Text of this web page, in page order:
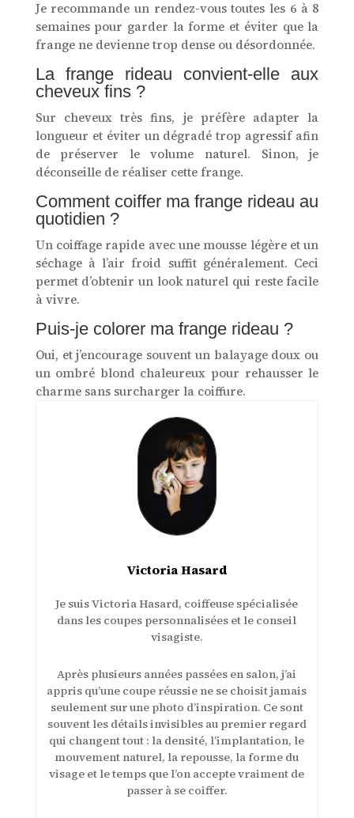
Je recommande un rendez-vous toutes les 6 à 8
semaines pour garder la forme et éviter que la
frange ne devienne trop dense ou désordonnée.
La frange rideau convient-elle aux
cheveux fins ?
Sur cheveux très fins, je préfère adapter la
longueur et éviter un dégradé trop agressif afin
de préserver le volume naturel. Sinon, je
déconseille de réaliser cette frange.
Comment coiffer ma frange rideau au
quotidien ?
Un coiffage rapide avec une mousse légère et un
séchage à l’air froid suffit généralement. Ceci
permet d’obtenir un look naturel qui reste facile
à vivre.
Puis-je colorer ma frange rideau ?
Oui, et j’encourage souvent un balayage doux ou
un ombré blond chaleureux pour rehausser le
charme sans surcharger la coiffure.
Victoria Hasard
Je suis Victoria Hasard, coiffeuse spécialisée
dans les coupes personnalisées et le conseil
visagiste.
Après plusieurs années passées en salon, j’ai
appris qu’une coupe réussie ne se choisit jamais
seulement sur une photo d’inspiration. Ce sont
souvent les détails invisibles au premier regard
qui changent tout : la densité, l’implantation, le
mouvement naturel, la repousse, la forme du
visage et le temps que l’on accepte vraiment de
passer à se coiffer.